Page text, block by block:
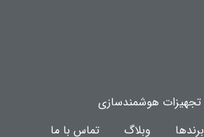
تجهیزات هوشمندسازی
برندها وبلاگ تماس با ما